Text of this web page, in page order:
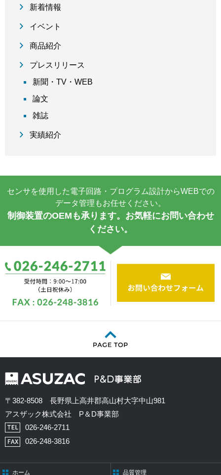
新着情報
イベント
商品紹介
プレスリリース
新聞・TV・WEB
論文
雑誌
実績紹介
センサを使用した電子回路・プログラム設計からWEBでの
データ管理もお任せください。
制御装置のOEMも承ります。お気軽にお問い合わせ
ください。
〒382-8508 長野県上高井郡高山村大字中山981
アスザック株式会社 P＆D事業部
026-246-2711
026-248-3816
ホーム 品質管理